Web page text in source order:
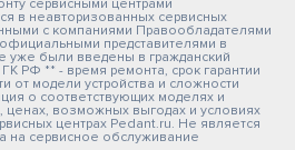
сервисными центрами
в неавторизованных сервисных
с компаниями Правообладателями
представителями в
уже были введены в гражданский
РФ ** - время ремонта, срок гарантии
от модели устройства и сложности
о соответствующих моделях и
ценах, возможных выгодах и условиях
центрах Pedant.ru. Не является
сервисное обслуживание